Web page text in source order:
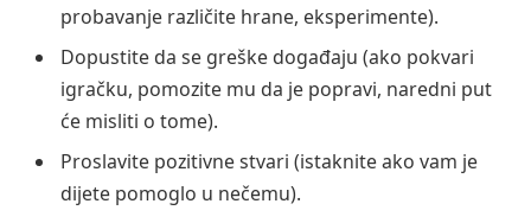
probavanje različite hrane, eksperimente).
Dopustite da se greške događaju (ako pokvari
igračku, pomozite mu da je popravi, naredni put
će misliti o tome).
Proslavite pozitivne stvari (istaknite ako vam je
dijete pomoglo u nečemu).